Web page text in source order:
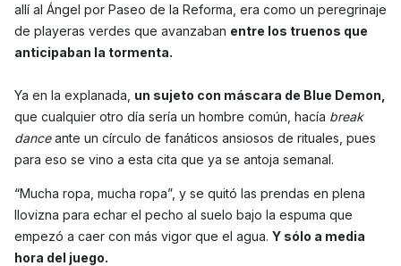
allí al Ángel por Paseo de la Reforma, era como un peregrinaje
de playeras verdes que avanzaban entre los truenos que
anticipaban la tormenta.
Ya en la explanada, un sujeto con máscara de Blue Demon,
que cualquier otro día sería un hombre común, hacía break
danceante un círculo de fanáticos ansiosos de rituales, pues
para eso se vino a esta cita que ya se antoja semanal.
“Mucha ropa, mucha ropa”, y se quitó las prendas en plena
llovizna para echar el pecho al suelo bajo la espuma que
empezó a caer con más vigor que el agua. Y sólo a media
hora del juego.